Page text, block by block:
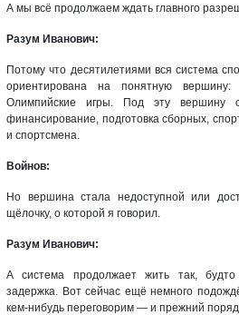
А мы всё продолжаем ждать главного
Разум Иванович:
Потому что десятилетиями вся система
ориентирована на понятную
Олимпийские игры. Под эту вершину
финансирование, подготовка сборных,
и спортсмена.
Войнов:
Но вершина стала недоступной или
щёлочку, о которой я говорил.
Разум Иванович:
А система продолжает жить так, будто
задержка. Вот сейчас ещё немного
кем-нибудь переговорим — и прежний